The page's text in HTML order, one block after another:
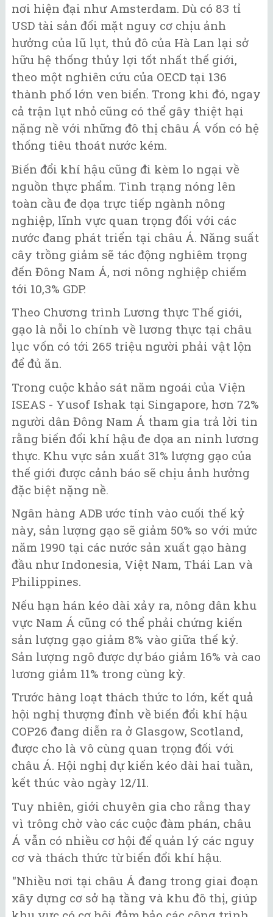
nơi hiện đại như Amsterdam. Dù có 83 tỉ
USD tài sản đối mặt nguy cơ chịu ảnh
hưởng của lũ lụt, thủ đô của Hà Lan lại sở
hữu hệ thống thủy lợi tốt nhất thế giới,
theo một nghiên cứu của OECD tại 136
thành phố lớn ven biển. Trong khi đó, ngay
cả trận lụt nhỏ cũng có thể gây thiệt hại
nặng nề với những đô thị châu Á vốn có hệ
thống tiêu thoát nước kém.
Biến đổi khí hậu cũng đi kèm lo ngại về
nguồn thực phẩm. Tình trạng nóng lên
toàn cầu đe dọa trực tiếp ngành nông
nghiệp, lĩnh vực quan trọng đối với các
nước đang phát triển tại châu Á. Năng suất
cây trồng giảm sẽ tác động nghiêm trọng
đến Đông Nam Á, nơi nông nghiệp chiếm
tới 10,3% GDP.
Theo Chương trình Lương thực Thế giới,
gạo là nỗi lo chính về lương thực tại châu
lục vốn có tới 265 triệu người phải vật lộn
để đủ ăn.
Trong cuộc khảo sát năm ngoái của Viện
ISEAS - Yusof Ishak tại Singapore, hơn 72%
người dân Đông Nam Á tham gia trả lời tin
rằng biến đổi khí hậu đe dọa an ninh lương
thực. Khu vực sản xuất 31% lượng gạo của
thế giới được cảnh báo sẽ chịu ảnh hưởng
đặc biệt nặng nề.
Ngân hàng ADB ước tính vào cuối thế kỷ
này, sản lượng gạo sẽ giảm 50% so với mức
năm 1990 tại các nước sản xuất gạo hàng
đầu như Indonesia, Việt Nam, Thái Lan và
Philippines.
Nếu hạn hán kéo dài xảy ra, nông dân khu
vực Nam Á cũng có thể phải chứng kiến
sản lượng gạo giảm 8% vào giữa thế kỷ.
Sản lượng ngô được dự báo giảm 16% và cao
lương giảm 11% trong cùng kỳ.
Trước hàng loạt thách thức to lớn, kết quả
hội nghị thượng đỉnh về biến đổi khí hậu
COP26 đang diễn ra ở Glasgow, Scotland,
được cho là vô cùng quan trọng đối với
châu Á. Hội nghị dự kiến kéo dài hai tuần,
kết thúc vào ngày 12/11.
Tuy nhiên, giới chuyên gia cho rằng thay
vì trông chờ vào các cuộc đàm phán, châu
Á vẫn có nhiều cơ hội để quản lý các nguy
cơ và thách thức từ biến đổi khí hậu.
"Nhiều nơi tại châu Á đang trong giai đoạn
xây dựng cơ sở hạ tầng và khu đô thị, giúp